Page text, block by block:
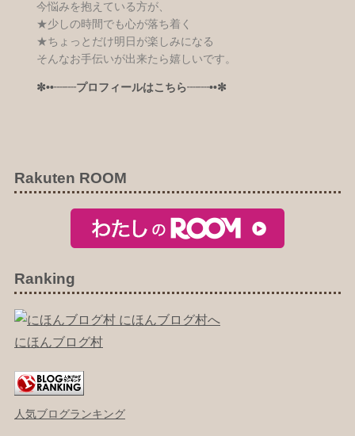
今悩みを抱えている方が、
★少しの時間でも心が落ち着く
★ちょっとだけ明日が楽しみになる
そんなお手伝いが出来たら嬉しいです。
✼••┈┈プロフィールはこちら┈┈••✼
Rakuten ROOM
Ranking
にほんブログ村
人気ブログランキング